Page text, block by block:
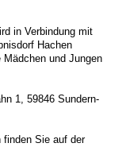
in Verbindung mit
Hachen
und Jungen
1, 59846 Sundern-
finden Sie auf der